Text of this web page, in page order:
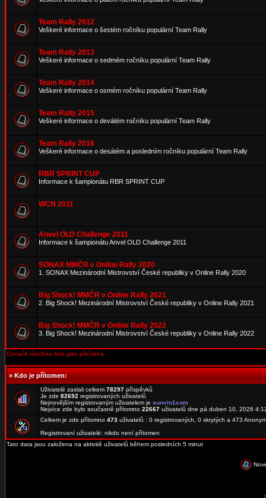
Team Rally 2012
Veškeré informace o šestém ročníku populární Team Rally
Team Rally 2013
Veškeré informace o sedmém ročníku populární Team Rally
Team Rally 2014
Veškeré informace o osmém ročníku populární Team Rally
Team Rally 2015
Veškeré informace o devátém ročníku populární Team Rally
Team Rally 2016
Veškeré informace o desátém a posledním ročníku populární Team Rally
RBR SPRINT CUP
Informace k šampionátu RBR SPRINT CUP
WCN 2011
Anvel OLD Challenge 2011
Informace k šampionátu Anvel OLD Challenge 2011
SONAX MMČR v Online Rally 2020
1. SONAX Mezinárodní Mistrovství České republiky v Online Rally 2020
Big Shock! MMČR v Online Rally 2021
2. Big Shock! Mezinárodní Mistrovství České republiky v Online Rally 2021
Big Shock! MMČR v Online Rally 2022
3. Big Shock! Mezinárodní Mistrovství České republiky v Online Rally 2022
Označit všechna fóra jako přečtená
»Kdo je přítomen:
Uživatelé zaslali celkem 78297 příspěvků
Je zde 82692 registrovaných uživatelů
Nejnovějším registrovaným uživatelem je sunvin1com
Nejvíce zde bylo současně přítomno 22667 uživatelů dne pá duben 10, 2026
Celkem je zde přítomno 473 uživatelů : 0 registrovaných, 0 skrytých a 473
Registrovaní uživatelé: nikdo není přítomen
Tato data jsou založena na aktivitě uživatelů během posledních 5 minut